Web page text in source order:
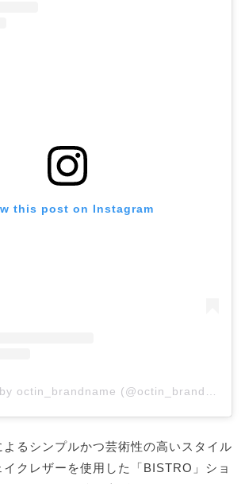
this post on Instagram
るシンプルかつ芸術性の高いスタイル
クレザーを使用した「BISTRO」ショ